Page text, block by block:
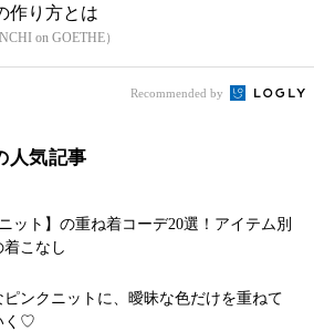
作り方とは
on GOETHE）
Recommended by
人気記事
ット】の重ね着コーデ20選！アイテム別
こなし
ピンクニットに、曖昧な色だけを重ねて
く♡